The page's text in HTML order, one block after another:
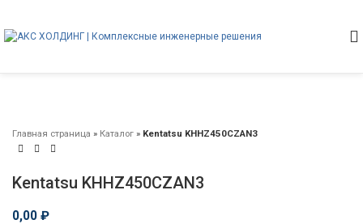
Главная страница » Каталог » Kentatsu KHHZ450CZAN3
Kentatsu KHHZ450CZAN3
0,00 ₽